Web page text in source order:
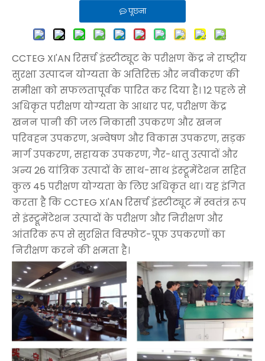
पूछना
CCTEG XI'AN रिसर्च इंस्टीट्यूट के परीक्षण केंद्र ने राष्ट्रीय
सुरक्षा उत्पादन योग्यता के अतिरिक्त और नवीकरण की
समीक्षा को सफलतापूर्वक पारित कर दिया है। 12 पहले से
अधिकृत परीक्षण योग्यता के आधार पर, परीक्षण केंद्र
खनन पानी की जल निकासी उपकरण और खनन
परिवहन उपकरण, अन्वेषण और विकास उपकरण, सड़क
मार्ग उपकरण, सहायक उपकरण, गैर-धातु उत्पादों और
अन्य 26 यांत्रिक उत्पादों के साथ-साथ इंस्ट्रूमेंटेशन सहित
कुल 45 परीक्षण योग्यता के लिए अधिकृत था। यह इंगित
करता है कि CCTEG XI'AN रिसर्च इंस्टीट्यूट में स्वतंत्र रूप
से इंस्ट्रूमेंटेशन उत्पादों के परीक्षण और निरीक्षण और
आंतरिक रूप से सुरक्षित विस्फोट-प्रूफ उपकरणों का
निरीक्षण करने की क्षमता है।